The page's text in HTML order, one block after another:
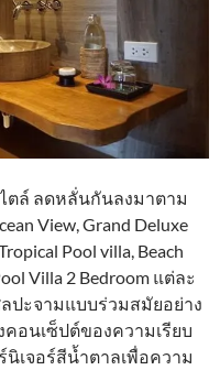
ตล์ ลดหลั่นกันลงมาตาม
View, Grand Deluxe
Pool villa, Beach
Villa 2 Bedroom แต่ละ
ปะจามแบบร่วมสมัยอย่าง
อนเซ็ปต์ของความเรียบ
เจอร์สีน้ำตาลเพื่อความ